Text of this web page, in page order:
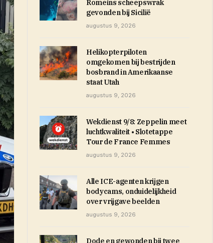
Romeins scheepswrak
gevonden bij Sicilië
augustus 9, 2026
Helikopterpiloten
omgekomen bij bestrijden
bosbrand in Amerikaanse
staat Utah
augustus 9, 2026
Wekdienst 9/8: Zeppelin meet
luchtkwaliteit • Slotetappe
Tour de France Femmes
augustus 9, 2026
Alle ICE-agenten krijgen
bodycams, onduidelijkheid
over vrijgave beelden
augustus 9, 2026
Dode en gewonden bij twee